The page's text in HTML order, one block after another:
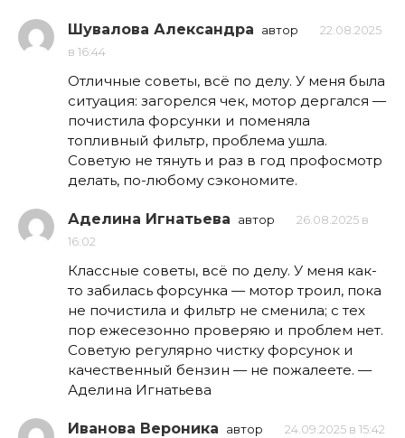
Шувалова Александра автор
22.08.2025
в 16:44
Отличные советы, всё по делу. У меня была
ситуация: загорелся чек, мотор дергался —
почистила форсунки и поменяла
топливный фильтр, проблема ушла.
Советую не тянуть и раз в год профосмотр
делать, по-любому сэкономите.
Аделина Игнатьева автор
26.08.2025 в
16:02
Классные советы, всё по делу. У меня как-
то забилась форсунка — мотор троил, пока
не почистила и фильтр не сменила; с тех
пор ежесезонно проверяю и проблем нет.
Советую регулярно чистку форсунок и
качественный бензин — не пожалеете. —
Аделина Игнатьева
Иванова Вероника автор 24.09.2025 в 15:42